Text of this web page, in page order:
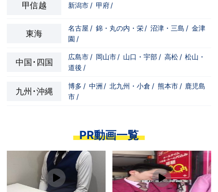
甲信越 新潟市 / 甲府 /
東海
名古屋 / 錦・丸の内・栄 / 沼津・三島 / 金津
園 /
中国･四国
広島市 / 岡山市 / 山口・宇部 / 高松 / 松山・
道後 /
九州･沖縄
博多 / 中洲 / 北九州・小倉 / 熊本市 / 鹿児島
市 /
PR動画一覧